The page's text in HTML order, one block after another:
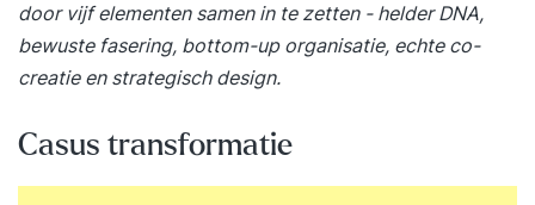
door vijf elementen samen in te zetten - helder DNA,
bewuste fasering, bottom-up organisatie, echte co-
creatie en strategisch design.
Casus transformatie